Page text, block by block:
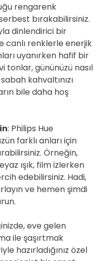
rengarenk
bırakabilirsiniz.
dinlendirici bir
canlı renklerle enerjik
uyanırken hafif bir
tonlar, gününüzü nasıl
kahvaltınızı
bile daha hoş
: Philips Hue
farklı anları için
Örneğin,
ışık, film izlerken
edebilirsiniz. Hadi,
ve hemen şimdi
eve gelen
ile şaşırtmak
hazırladığınız özel